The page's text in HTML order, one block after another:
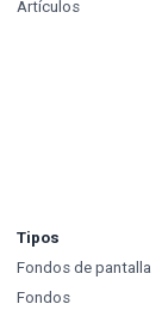
Artículos
Tipos
Fondos de pantalla
Fondos